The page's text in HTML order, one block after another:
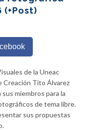
(+Post)
de la Uneac
Creación Tito Álvarez
miembros para la
de tema libre.
sus propuestas